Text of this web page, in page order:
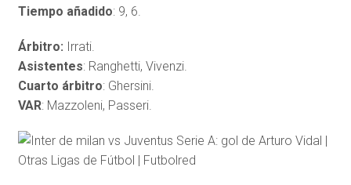
Tiempo añadido: 9, 6.
Árbitro: Irrati.
Asistentes: Ranghetti, Vivenzi.
Cuarto árbitro: Ghersini.
VAR: Mazzoleni, Passeri.